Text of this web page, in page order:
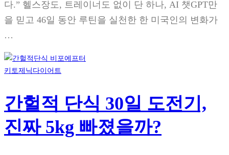
다.” 헬스장도, 트레이너도 없이 단 하나, AI 챗GPT만
을 믿고 46일 동안 루틴을 실천한 한 미국인의 변화가
…
키토제닉다이어트
간헐적 단식 30일 도전기,
진짜 5kg 빠졌을까?